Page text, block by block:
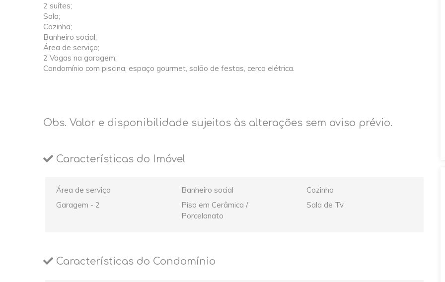
2 suítes;
Sala;
Cozinha;
Banheiro social;
Área de serviço;
2 Vagas na garagem;
Condomínio com piscina, espaço gourmet, salão de festas, cerca elétrica.
Obs. Valor e disponibilidade sujeitos às alterações sem aviso prévio.
Características do Imóvel
Área de serviço Banheiro social
Cozinha
Garagem - 2
Piso em Cerâmica /
Porcelanato
Sala de Tv
Características do Condomínio